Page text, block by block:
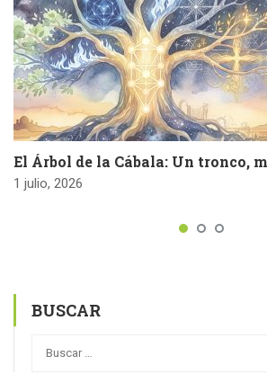
El Árbol de la Cábala: Un tronco,
1 julio, 2026
BUSCAR